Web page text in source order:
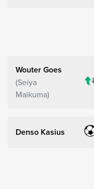
Wouter Goes
Seiya
Maikuma
Denso Kasius